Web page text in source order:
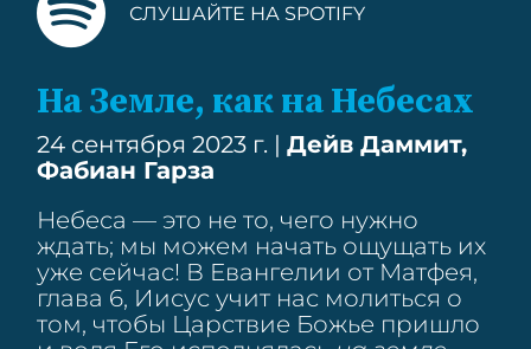
СЛУШАЙТЕ НА SPOTIFY
На Земле, как на Небесах
24 сентября 2023 г. |Дейв Даммит,
Фабиан Гарза
Небеса — это не то, чего нужно
ждать; мы можем начать ощущать их
уже сейчас! В Евангелии от Матфея,
глава 6, Иисус учит нас молиться о
том, чтобы Царствие Божье пришло